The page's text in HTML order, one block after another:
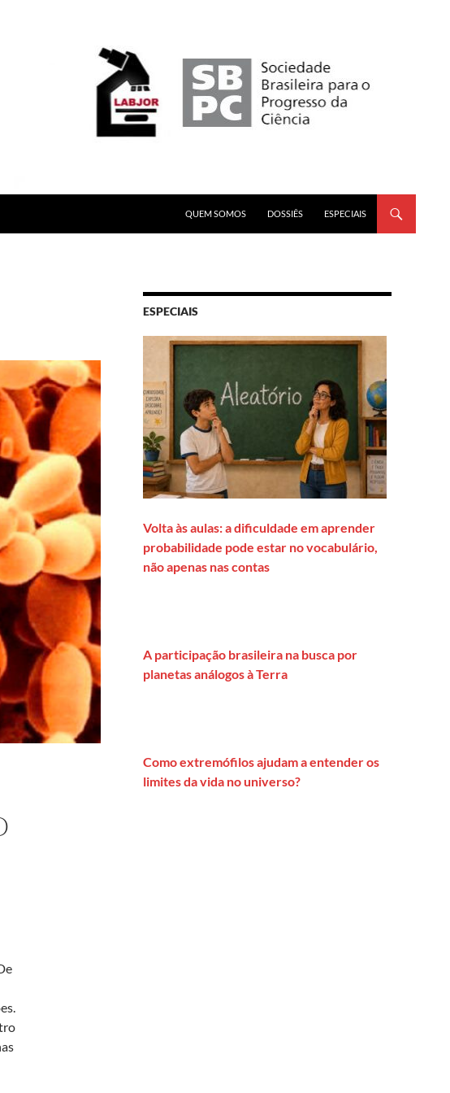
QUEM SOMOS
DOSSIÊS ESPECIAIS
com leveduras fermentadoras ajuda a impulsionar o setor sucroalcooleiro no
ESPECIAIS
Volta às aulas: a dificuldade em aprender
probabilidade pode estar no vocabulário,
não apenas nas contas
A participação brasileira na busca por
planetas análogos à Terra
Como extremófilos ajudam a entender os
limites da vida no universo?